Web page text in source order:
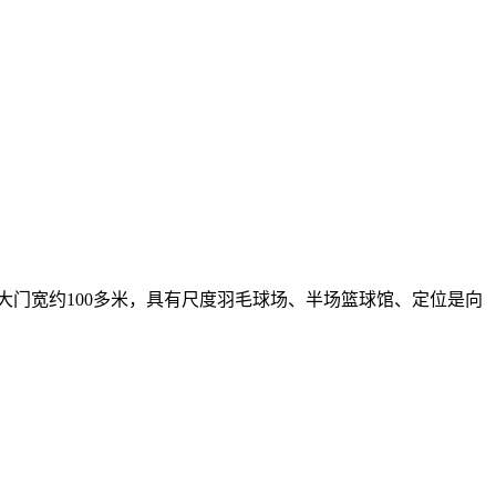
门宽约100多米，具有尺度羽毛球场、半场篮球馆、定位是向